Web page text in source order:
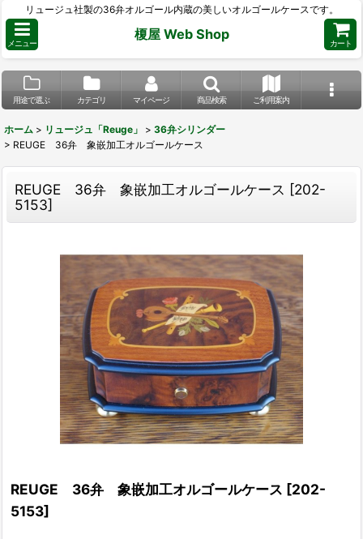
リュージュ社製の36弁オルゴール内蔵の美しいオルゴールケースです。
メニュー
榎屋 Web Shop
カート
用途で選ぶ カテゴリ マイページ 商品検索 ご利用案内
ホーム > リュージュ「Reuge」 > 36弁シリンダー
> REUGE 36弁 象嵌加工オルゴールケース
REUGE 36弁 象嵌加工オルゴールケース [202-
5153]
REUGE 36弁 象嵌加工オルゴールケース [202-
5153]